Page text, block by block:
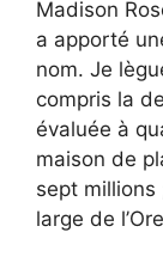
Madison
a apporté
nom. Je
compris la
évaluée à
maison de
sept millions
large de